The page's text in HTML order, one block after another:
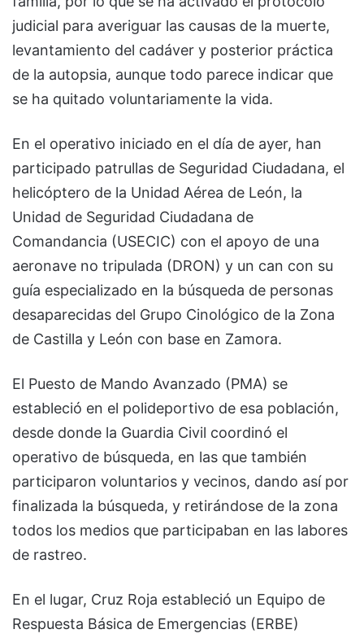
judicial para averiguar las causas de la muerte,
levantamiento del cadáver y posterior práctica
de la autopsia, aunque todo parece indicar que
se ha quitado voluntariamente la vida.
En el operativo iniciado en el día de ayer, han
participado patrullas de Seguridad Ciudadana, el
helicóptero de la Unidad Aérea de León, la
Unidad de Seguridad Ciudadana de
Comandancia (USECIC) con el apoyo de una
aeronave no tripulada (DRON) y un can con su
guía especializado en la búsqueda de personas
desaparecidas del Grupo Cinológico de la Zona
de Castilla y León con base en Zamora.
El Puesto de Mando Avanzado (PMA) se
estableció en el polideportivo de esa población,
desde donde la Guardia Civil coordinó el
operativo de búsqueda, en las que también
participaron voluntarios y vecinos, dando así por
finalizada la búsqueda, y retirándose de la zona
todos los medios que participaban en las labores
de rastreo.
En el lugar, Cruz Roja estableció un Equipo de
Respuesta Básica de Emergencias (ERBE)